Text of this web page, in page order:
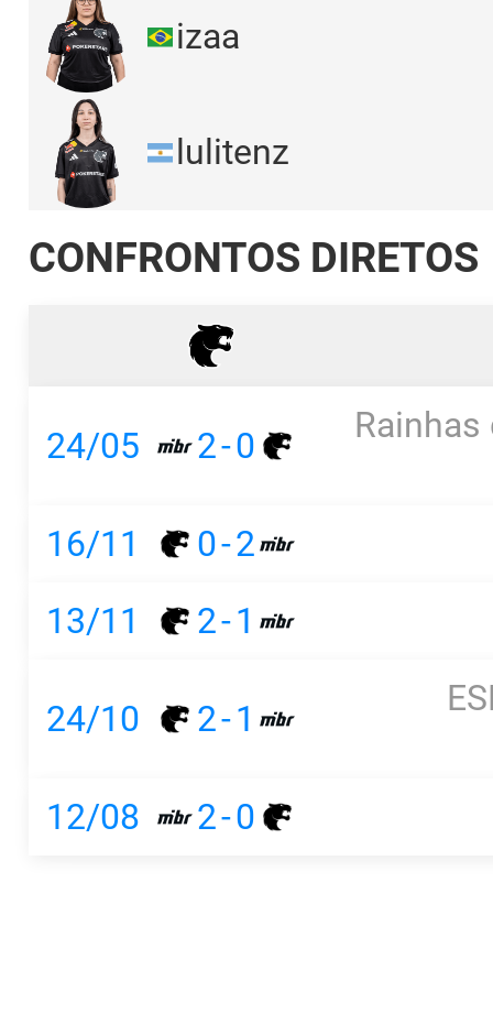
izaa
lulitenz
CONFRONTOS DIRETOS
24/05 2-0 Rainhas
16/11 0-2
13/11
2-1
24/10 2-1
12/08 2-0